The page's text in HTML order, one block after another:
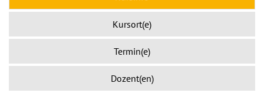
Kursort(e)
Termin(e)
Dozent(en)